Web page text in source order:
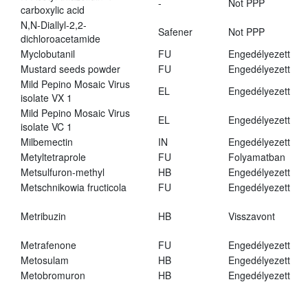
carboxylic acid
-
Not PPP
N,N-Diallyl-2,2-
dichloroacetamide
Safener
Not PPP
Myclobutanil
FU
Engedélyezett
Mustard seeds powder
FU
Engedélyezett
Mild Pepino Mosaic Virus
isolate VX 1
EL
Engedélyezett
Mild Pepino Mosaic Virus
isolate VC 1
EL
Engedélyezett
Milbemectin
IN
Engedélyezett
Metyltetraprole
FU
Folyamatban
Metsulfuron-methyl
HB
Engedélyezett
Metschnikowia fructicola
FU Engedélyezett
Metribuzin HB Visszavont
Metrafenone FU
Engedélyezett
Metosulam
HB
Engedélyezett
Metobromuron
HB Engedélyezett